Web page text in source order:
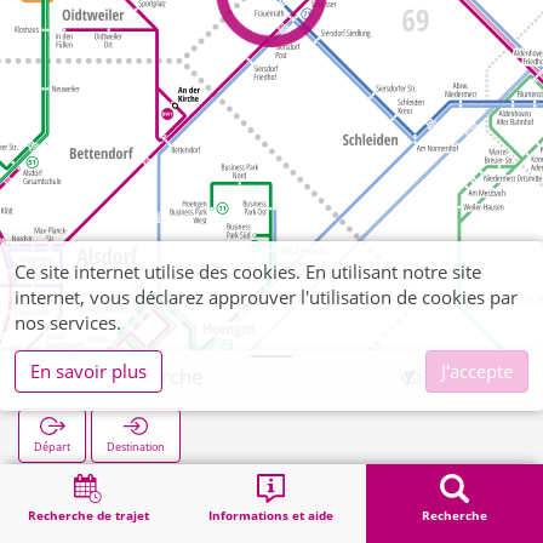
Recherche de trajet Informations et aide Recherche
Siersdorf Kirche
Départ Destination
Démarrage Recherche
Ce site internet utilise des cookies. En utilisant notre site
internet, vous déclarez approuver l'utilisation de cookies par
nos services.
En savoir plus
J'accepte